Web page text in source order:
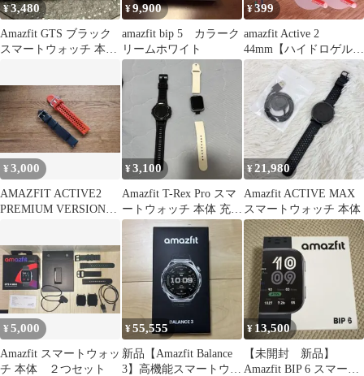
¥3,480
Amazfit GTS ブラック
スマートウォッチ 本体
¥9,900
amazfit bip 5 カラーク
リームホワイト
¥399
amazfit Active 2
44mm【ハイドロゲル
フィルム 2SET】ち
¥3,000
AMAZFIT ACTIVE2
PREMIUM VERSION付
¥3,100
Amazfit T-Rex Pro スマ
ートウォッチ 本体 充電
器付き
¥ 21,980
Amazfit ACTIVE MAX
スマートウォッチ 本体
¥5,000
Amazfit スマートウォッ
チ 本体 ２つセット
¥55,555
新品【Amazfit Balance
3】高機能スマートウォ
¥ 13,500
【未開封 新品】
Amazfit BIP 6 スマート